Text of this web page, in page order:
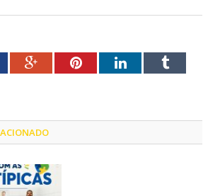
Google+PinterestLinkedInTumblr